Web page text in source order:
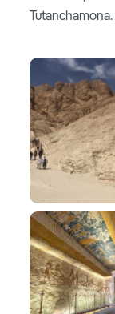
Tutanchamona.